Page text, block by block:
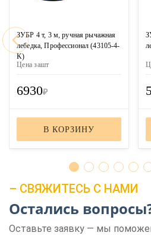
ЗУБР 4 т, 3 м, ручная рычажная
лебедка, Профессионал (43105-4-
K)
Цена зашт
6930₽
В КОРЗИНУ
– СВЯЖИТЕСЬ С НАМИ
Остались
Оставьте заявку — мы